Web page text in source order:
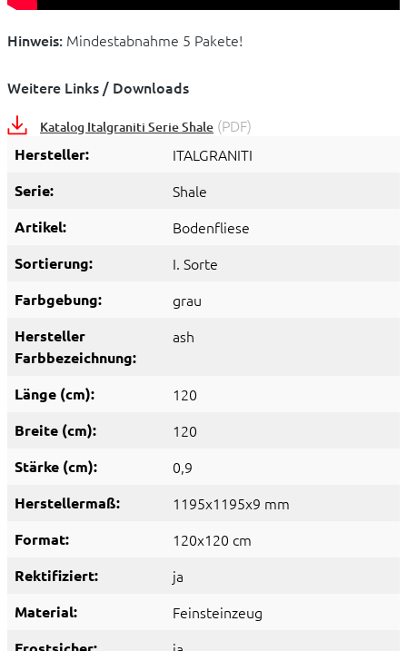
Hinweis: Mindestabnahme 5 Pakete!
Weitere Links / Downloads
Katalog Italgraniti Serie Shale (PDF)
Hersteller: ITALGRANITI
Serie: Shale
Artikel: Bodenfliese
Sortierung: I. Sorte
Farbgebung: grau
Hersteller
Farbbezeichnung:
ash
Länge (cm): 120
Breite (cm): 120
Stärke (cm): 0,9
Herstellermaß: 1195x1195x9 mm
Format: 120x120 cm
Rektifiziert: ja
Material: Feinsteinzeug